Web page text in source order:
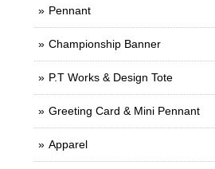
Pennant
Championship Banner
P.T Works & Design Tote
Greeting Card & Mini Pennant
Apparel